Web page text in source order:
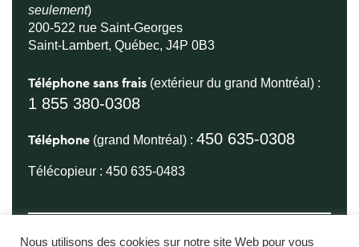
seulement)
200-522 rue Saint-Georges
Saint-Lambert, Québec, J4P 0B3
Téléphone sans frais (extérieur du grand Montréal) :
1 855 380-0308
Téléphone (grand Montréal) : 450 635-0308
Télécopieur : 450 635-0483
Nous utilisons des cookies sur notre site Web pour vous